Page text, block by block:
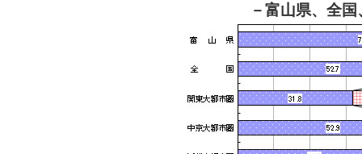
－富山県、全